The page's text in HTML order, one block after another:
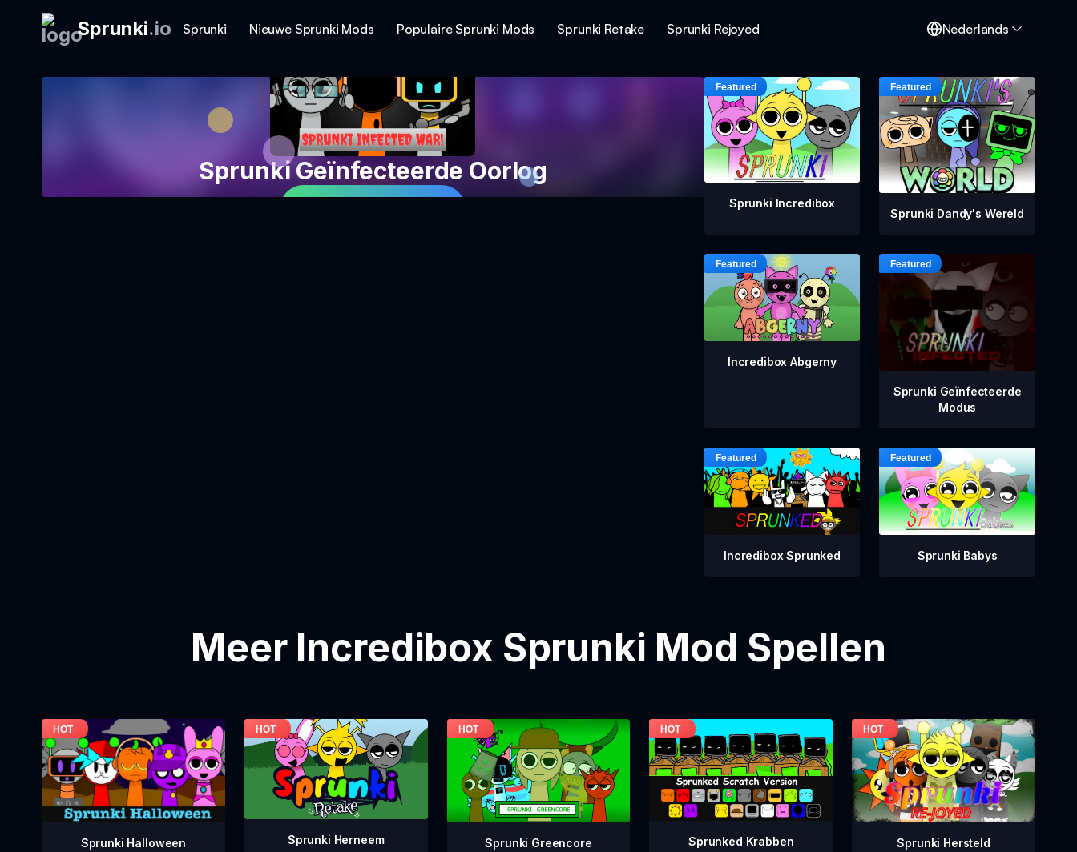
Sprunki.io Sprunki Nieuwe Sprunki Mods Populaire Sprunki Mods Sprunki Retake Sprunki Rejoyed Nederlands
Sprunki Geïnfecteerde Oorlog
Sprunki Incredibox
Sprunki Dandy's Wereld
Incredibox Abgerny
Sprunki Geïnfecteerde
Modus
Incredibox Sprunked Sprunki Babys
Meer Incredibox Sprunki Mod Spellen
Sprunki Halloween Sprunki Herneem Sprunki Greencore Sprunked Krabben Sprunki Hersteld